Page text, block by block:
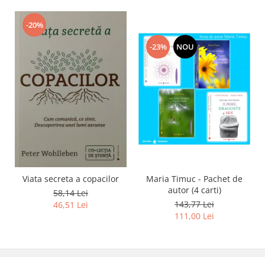
-20%
Viata secreta a copacilor
58,14 Lei
46,51 Lei
-23% NOU
Maria Timuc - Pachet de
autor (4 carti)
143,77 Lei
111,00 Lei